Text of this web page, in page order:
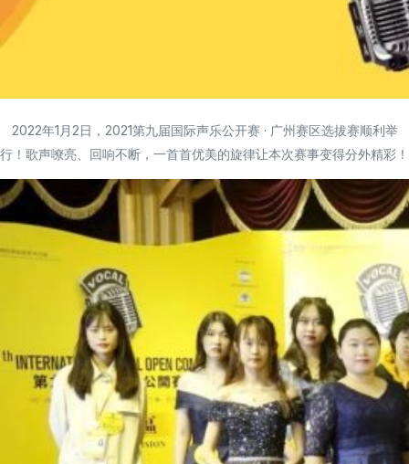
2022年1月2日，2021第九届国际声乐公开赛 · 广州赛区选拔赛顺利举
行！歌声嘹亮、回响不断，一首首优美的旋律让本次赛事变得分外精彩！
简体中文